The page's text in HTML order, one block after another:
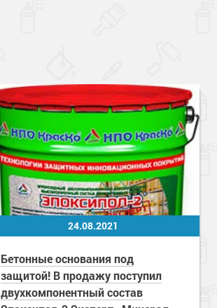
24.08.2021
Бетонные основания под
защитой! В продажу поступил
двухкомпонентный состав